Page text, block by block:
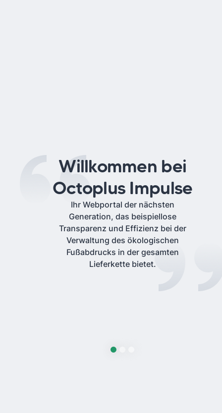
Willkommen bei
Octoplus Impulse
Ihr Webportal der nächsten
Generation, das beispiellose
Transparenz und Effizienz bei der
Verwaltung des ökologischen
Fußabdrucks in der gesamten
Lieferkette bietet.